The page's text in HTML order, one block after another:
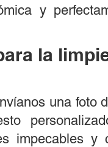
y
la
una foto
impecables y